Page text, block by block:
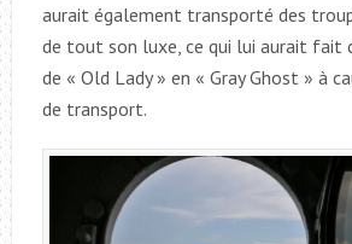
aurait également transporté des
de tout son luxe, ce qui lui aurait fait
de « Old Lady » en « Gray Ghost » à
de transport.